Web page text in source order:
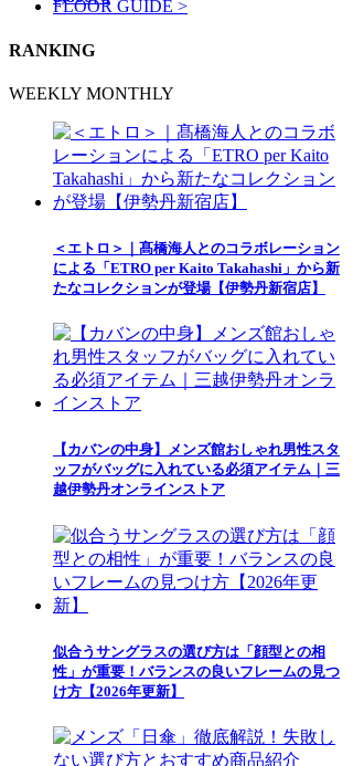
FLOOR GUIDE >
RANKING
WEEKLY MONTHLY
＜エトロ＞｜髙橋海人とのコラボレーション
による「ETRO per Kaito Takahashi」から新
たなコレクションが登場【伊勢丹新宿店】
【カバンの中身】メンズ館おしゃれ男性スタ
ッフがバッグに入れている必須アイテム｜三
越伊勢丹オンラインストア
似合うサングラスの選び方は「顔型との相
性」が重要！バランスの良いフレームの見つ
け方【2026年更新】